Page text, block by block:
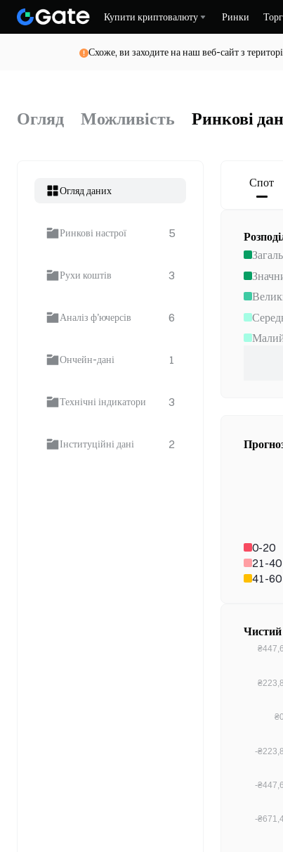
Купити криптовалюту Ринки
Схоже, ви заходите на наш веб-сайт з
Огляд Можливість Ринкові
Огляд даних
Ринкові настрої 5
Рухи коштів 3
Аналіз ф’ючерсів 6
Ончейн-дані 1
Технічні індикатори 3
Інституційні дані 2
Спот
0-20
21-40
41-60
Чистий